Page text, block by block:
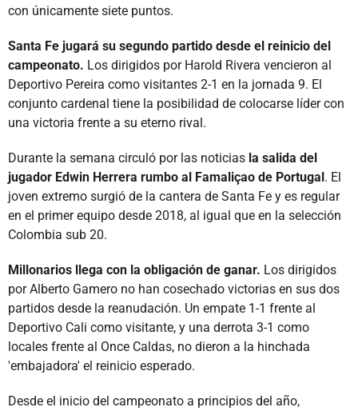
con únicamente siete puntos.
Santa Fe jugará su segundo partido desde el reinicio del
campeonato. Los dirigidos por Harold Rivera vencieron al
Deportivo Pereira como visitantes 2-1 en la jornada 9. El
conjunto cardenal tiene la posibilidad de colocarse líder con
una victoria frente a su eterno rival.
Durante la semana circuló por las noticias la salida del
jugador Edwin Herrera rumbo al Famaliçao de Portugal. El
joven extremo surgió de la cantera de Santa Fe y es regular
en el primer equipo desde 2018, al igual que en la selección
Colombia sub 20.
Millonarios llega con la obligación de ganar. Los dirigidos
por Alberto Gamero no han cosechado victorias en sus dos
partidos desde la reanudación. Un empate 1-1 frente al
Deportivo Cali como visitante, y una derrota 3-1 como
locales frente al Once Caldas, no dieron a la hinchada
'embajadora' el reinicio esperado.
Desde el inicio del campeonato a principios del año,